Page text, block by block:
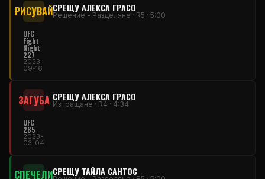
РИСУВАЙСРЕЩУ АЛЕКСА ГРАСО
Решение - Разделяне · R5 · 5:00
UFC
Fight
Night
227
2023-
09-16
ЗАГУБА СРЕЩУ АЛЕКСА ГРАСО
Изпращане · R4 · 4:34
UFC
285
2023-
03-04
СПЕЧЕЛИСРЕЩУ ТАЙЛА САНТОС